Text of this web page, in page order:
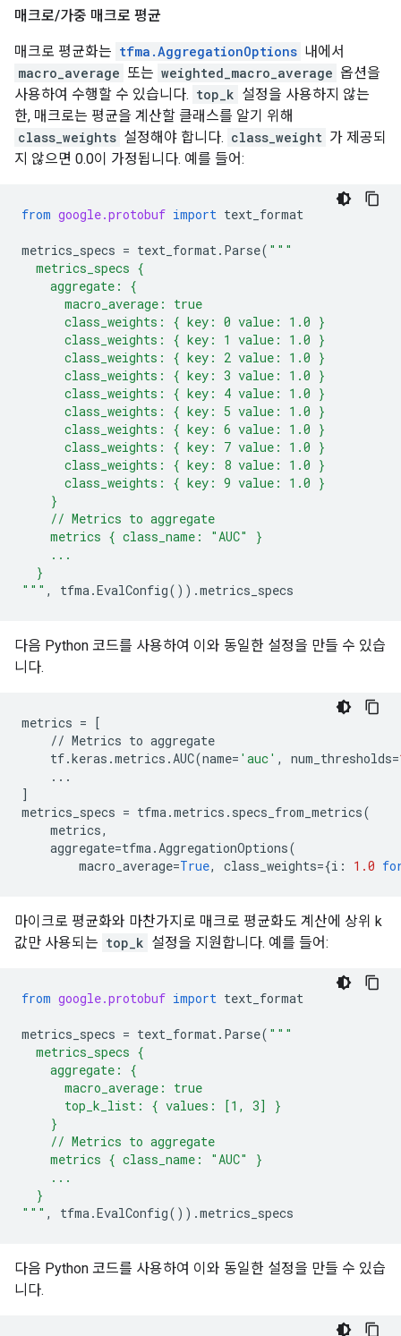
매크로/가중 매크로 평균
매크로 평균화는 tfma.AggregationOptions 내에서
macro_average 또는 weighted_macro_average 옵션을
사용하여 수행할 수 있습니다. top_k 설정을 사용하지 않는
한, 매크로는 평균을 계산할 클래스를 알기 위해
class_weights 설정해야 합니다. class_weight 가 제공되
지 않으면 0.0이 가정됩니다. 예를 들어:
from google.protobuf import text_format
metrics_specs = text_format. Parse( """
  metrics_specs {
    aggregate: {
      macro_average: true
      class_weights: { key: 0 value: 1.0 }
      class_weights: { key: 1 value: 1.0 }
      class_weights: { key: 2 value: 1.0 }
      class_weights: { key: 3 value: 1.0 }
      class_weights: { key: 4 value: 1.0 }
      class_weights: { key: 5 value: 1.0 }
      class_weights: { key: 6 value: 1.0 }
      class_weights: { key: 7 value: 1.0 }
      class_weights: { key: 8 value: 1.0 }
      class_weights: { key: 9 value: 1.0 }
    }
    // Metrics to aggregate
    metrics { class_name: "AUC" }
    ...
  }
""" , tfma.EvalConfig()) .metrics_specs
다음 Python 코드를 사용하여 이와 동일한 설정을 만들 수 있습
니다.
metrics = [
// Metrics to aggregate
tf.keras .metrics .AUC(name= 'auc' , num_thresholds=
...
]
metrics_specs = tfma.metrics . specs_from_metrics(
metrics,
aggregate=tfma.AggregationOptions(
macro_average=True, class_weights={i : 1.0
마이크로 평균화와 마찬가지로 매크로 평균화도 계산에 상위 k
값만 사용되는 top_k 설정을 지원합니다. 예를 들어:
from google.protobuf import text_format
metrics_specs = text_format. Parse( """
  metrics_specs {
    aggregate: {
      macro_average: true
      top_k_list: { values: [1, 3] }
    }
    // Metrics to aggregate
    metrics { class_name: "AUC" }
    ...
  }
""" , tfma.EvalConfig()) .metrics_specs
다음 Python 코드를 사용하여 이와 동일한 설정을 만들 수 있습
니다.